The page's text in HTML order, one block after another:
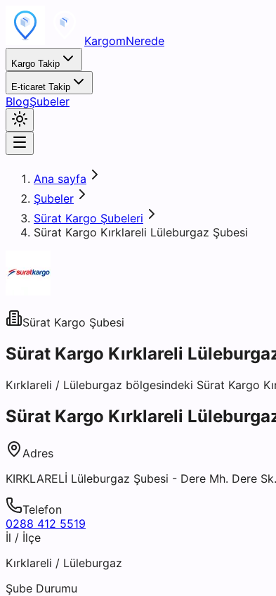
KargomNerede
Kargo Takip
E-ticaret Takip
BlogŞubeler
Ana sayfa
Şubeler
Sürat Kargo Şubeleri
Sürat Kargo Kırklareli Lüleburgaz Şubesi
Sürat Kargo Şubesi
Sürat Kargo Kırklareli
Kırklareli / Lüleburgaz bölgesindeki Sürat Kargo
Sürat Kargo Kırklareli
Adres
KIRKLARELİ Lüleburgaz Şubesi - Dere Mh. Dere
Telefon
0288 412 5519
İl / İlçe
Kırklareli / Lüleburgaz
Şube Durumu